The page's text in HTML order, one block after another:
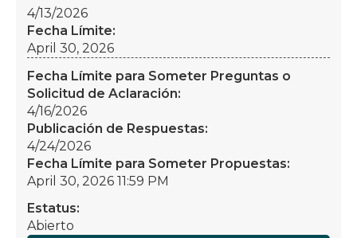
4/13/2026
Fecha Límite:
April 30, 2026
Fecha Límite para Someter Preguntas o
Solicitud de Aclaración:
4/16/2026
Publicación de Respuestas:
4/24/2026
Fecha Límite para Someter Propuestas:
April 30, 2026 11:59 PM
Estatus:
Abierto